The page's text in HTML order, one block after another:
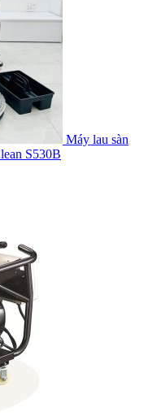
Máy lau sàn
S530B